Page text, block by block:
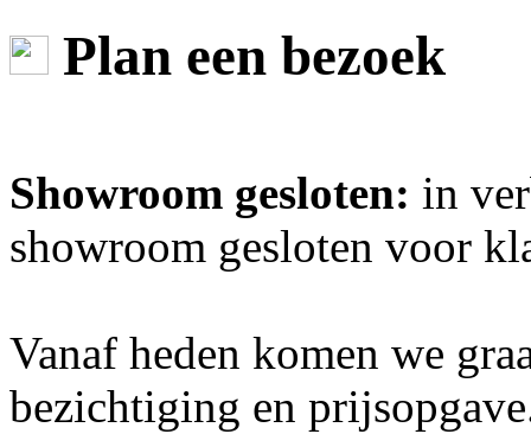
Plan een bezoek
Showroom gesloten: in
showroom gesloten voor
Vanaf heden komen we
bezichtiging en